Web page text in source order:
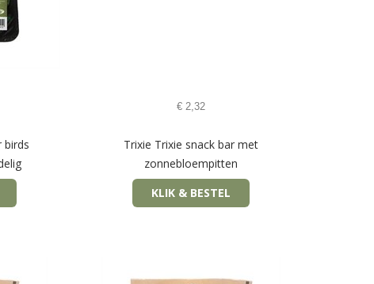
birds
€ 2,32
Trixie Trixie snack bar met
zonnebloempitten
KLIK & BESTEL